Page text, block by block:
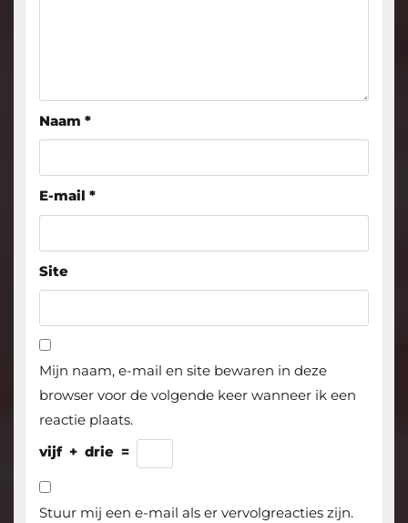
Naam *
E-mail *
Site
Mijn naam, e-mail en site bewaren in deze
browser voor de volgende keer wanneer ik een
reactie plaats.
vijf + drie =
Stuur mij een e-mail als er vervolgreacties zijn.